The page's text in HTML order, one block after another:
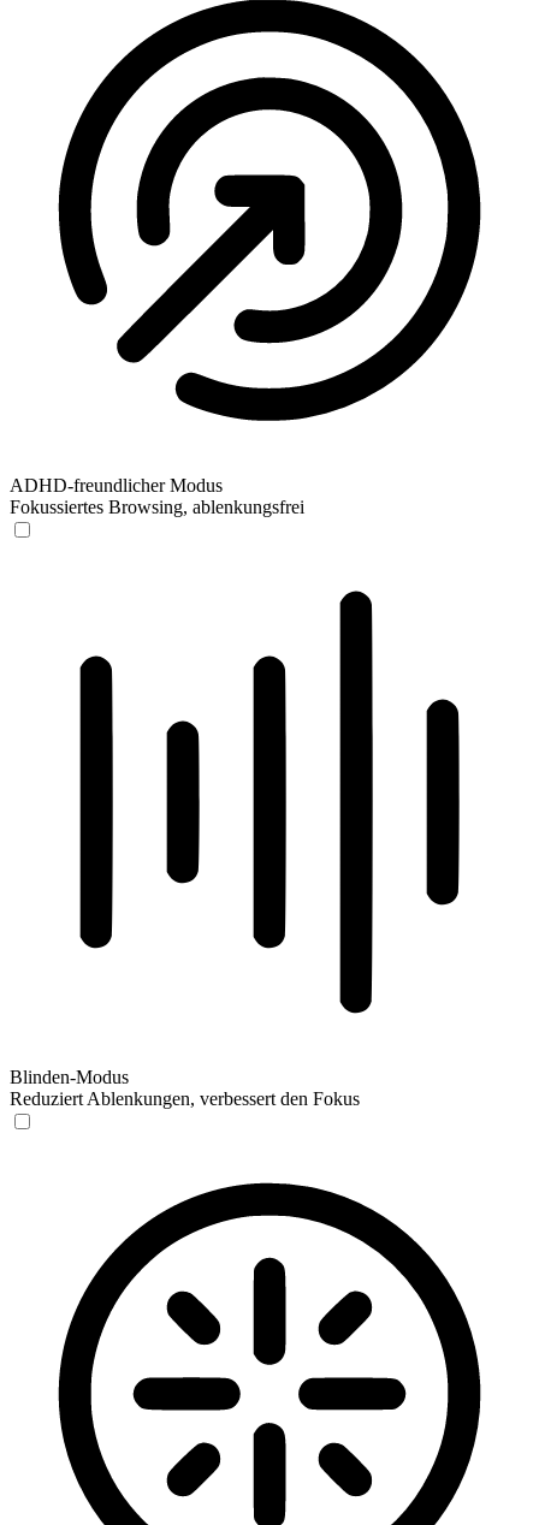
ADHD-freundlicher Modus
Fokussiertes Browsing, ablenkungsfrei
Blinden-Modus
Reduziert Ablenkungen, verbessert den Fokus